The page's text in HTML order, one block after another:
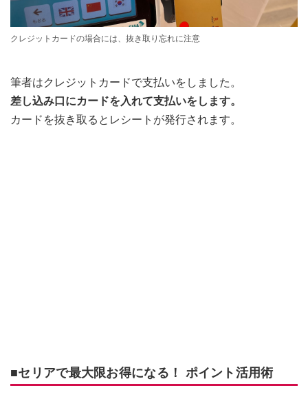
クレジットカードの場合には、抜き取り忘れに注意
筆者はクレジットカードで支払いをしました。
差し込み口にカードを入れて支払いをします。
カードを抜き取るとレシートが発行されます。
■セリアで最大限お得になる！ ポイント活用術